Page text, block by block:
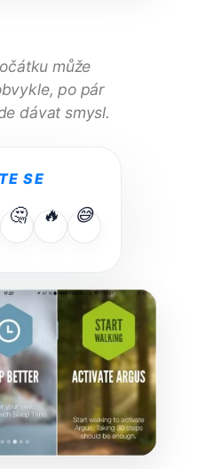
může
po pár
dávat smysl.
SE
🤔 🔥 😅